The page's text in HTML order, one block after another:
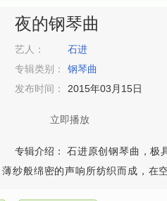
夜的钢琴曲
艺人：
石进
专辑类别：
钢琴曲
发布时间：
2015年03月15日
立即播放
专辑介绍： 石进原创钢琴曲，极
薄纱般绵密的声响所纺织而成，